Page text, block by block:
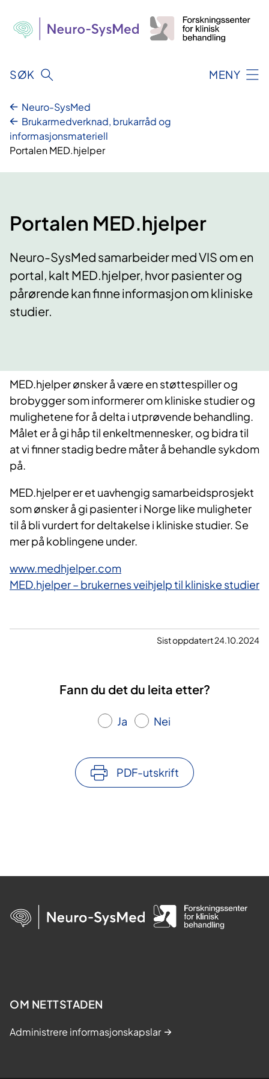
innhald
SØK MENY
Neuro-SysMed
Brukarmedverknad, brukarråd og
informasjonsmateriell
Portalen MED.hjelper
Portalen MED.hjelper
Neuro-SysMed samarbeider med VIS om en
portal, kalt MED.hjelper, hvor pasienter og
pårørende kan finne informasjon om kliniske
studier.
MED.hjelper ønsker å være en støttespiller og
brobygger som informerer om kliniske studier og
mulighetene for å delta i utprøvende behandling.
Målet er å gi håp til enkeltmennesker, og bidra til
at vi finner stadig bedre måter å behandle sykdom
på.
MED.hjelper er et uavhengig samarbeidsprosjekt
som ønsker å gi pasienter i Norge like muligheter
til å bli vurdert for deltakelse i kliniske studier. Se
mer på koblingene under.
www.medhjelper.com
MED.hjelper – brukernes veihjelp til kliniske studier
Sist oppdatert 24.10.2024
Fann du det du leita etter?
Ja Nei
PDF-utskrift
OM NETTSTADEN
Administrere informasjonskapslar